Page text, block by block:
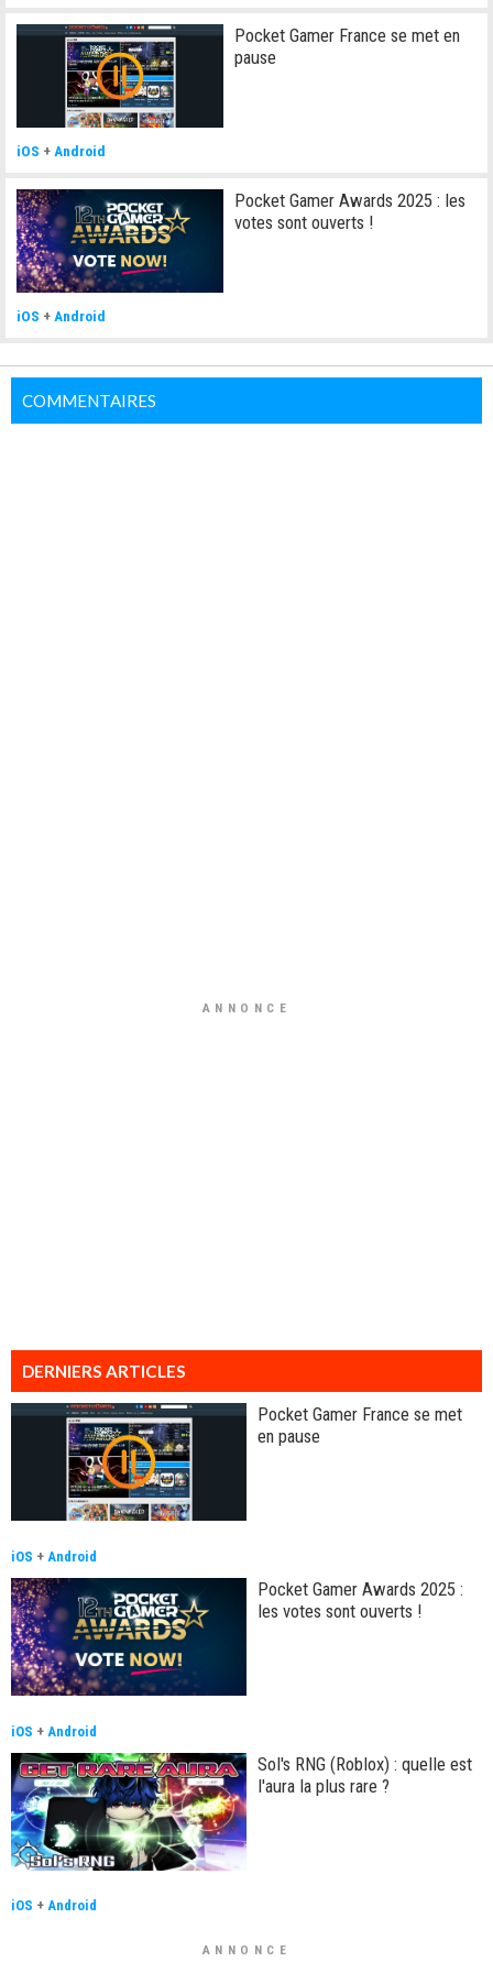
Pocket Gamer France se met en
pause
iOS + Android
Pocket Gamer Awards 2025 : les
votes sont ouverts !
iOS + Android
COMMENTAIRES
ANNONCE
DERNIERS ARTICLES
Pocket Gamer France se met
en pause
iOS + Android
Pocket Gamer Awards 2025 :
les votes sont ouverts !
iOS + Android
Sol's RNG (Roblox) : quelle est
l'aura la plus rare ?
iOS + Android
ANNONCE